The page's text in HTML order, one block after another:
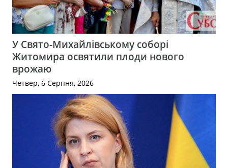
У Свято-Михайлівському соборі
Житомира освятили плоди нового
врожаю
Четвер, 6 Серпня, 2026